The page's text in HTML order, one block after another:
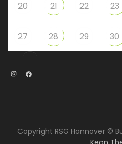
20 21 22 23
27 28 29 30
Copyright RSG Hannover ©